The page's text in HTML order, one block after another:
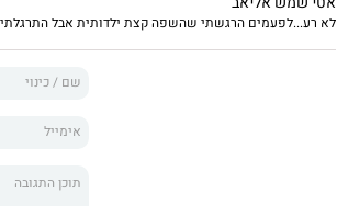
כלומר, הצלחתי.
עד שהאחיין של הארוס הקשיש שלי
אנג'לו "האכזרי" ויסקונטי – מפלצת
אומרים שאני לא אמורה לפחד ממנו
לא רע...לפעמים הרגשתי שהשפה קצת ילדותית אבל